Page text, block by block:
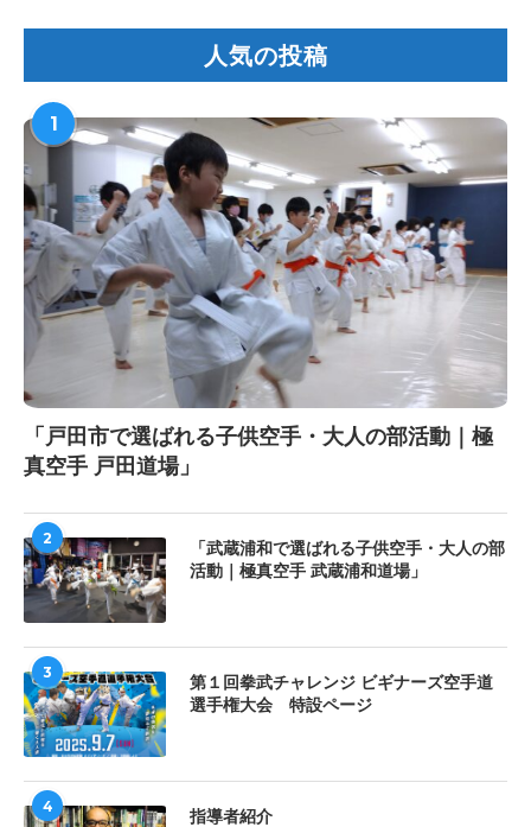
人気の投稿
1
「戸田市で選ばれる子供空手・大人の部活動｜極
真空手 戸田道場」
2
「武蔵浦和で選ばれる子供空手・大人の部
活動｜極真空手 武蔵浦和道場」
3
第１回拳武チャレンジ ビギナーズ空手道
選手権大会 特設ページ
4
指導者紹介